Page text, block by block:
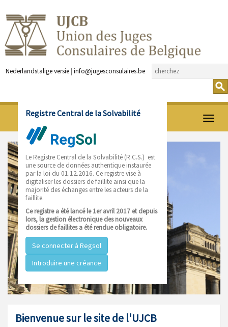
Nederlandstalige versie | info@jugesconsulaires.be
Ouvrir
Registre Central de la Solvabilité
Le Registre Central de la Solvabilité (R.C.S.) est
une source de données authentique instaurée
par la loi du 01.12.2016. Ce registre vise à
digitaliser les dossiers de faillite ainsi que la
majorité des échanges entre les acteurs de la
faillite.
Ce registre a été lancé le 1er avril 2017 et depuis
lors, la gestion électronique des nouveaux
dossiers de faillites a été rendue obligatoire.
Se connecter à Regsol
Introduire une créance
Bienvenue sur le site de l'UJCB